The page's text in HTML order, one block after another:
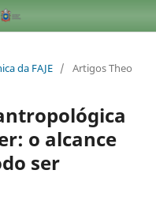
da FAJE / Artigos Theo
o alcance
ser